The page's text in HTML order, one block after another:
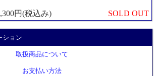
円(税込み) SOLD OUT
ション
取扱商品について
お支払い方法